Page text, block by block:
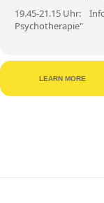
19.45-21.15 Uhr:
Psychotherapie"
LEARN MORE